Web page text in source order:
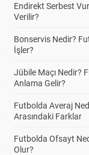
Endirekt Serbest
Verilir?
Bonservis Nedir?
İşler?
Jübile Maçı Nedir?
Anlama Gelir?
Futbolda Averaj
Arasındaki Farklar
Futbolda Ofsayt
Olur?